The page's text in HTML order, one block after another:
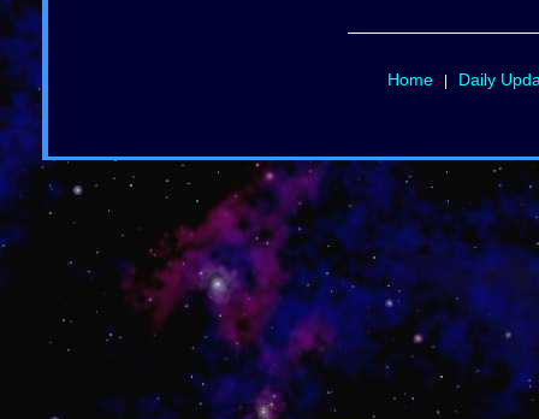
Home| Daily